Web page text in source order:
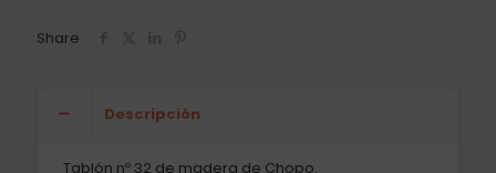
Share
Descripción
Tablón nº 32 de madera de Chopo.